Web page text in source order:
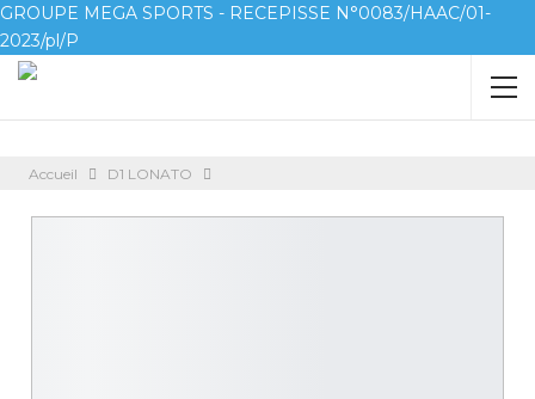
GROUPE MEGA SPORTS - RECEPISSE N°0083/HAAC/01-
2023/pl/P
Accueil D1 LONATO